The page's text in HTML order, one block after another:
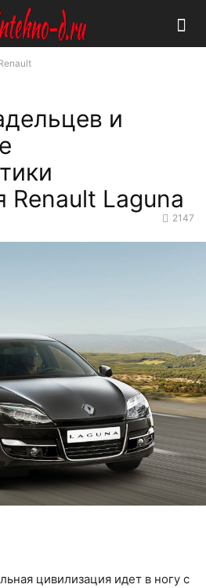
и
Renault Laguna
2147
цивилизация идет в ногу с